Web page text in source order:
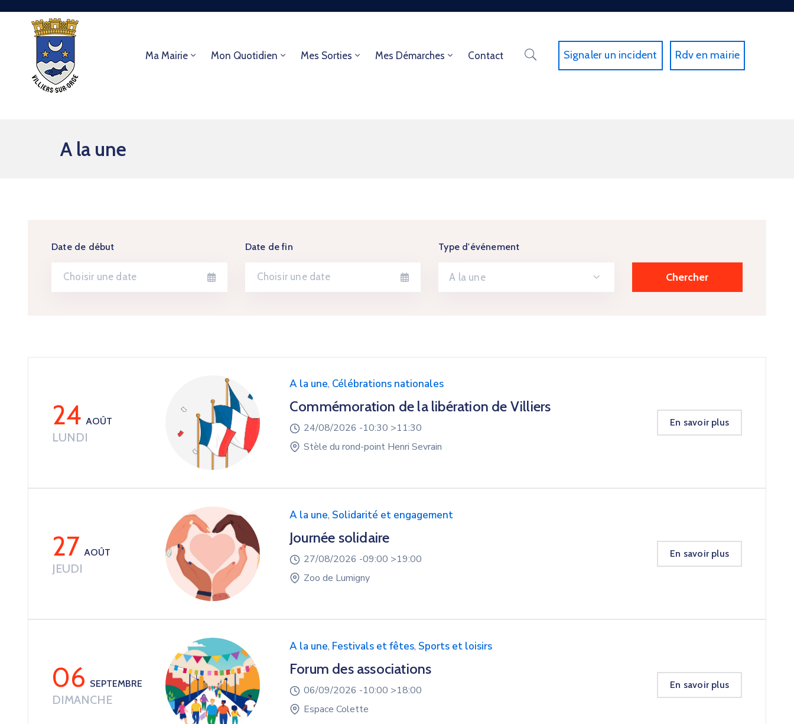
Ma Mairie Mon Quotidien Mes Sorties Mes Démarches Contact Signaler un incident Rdv en mairie
A la une
Date de début Date de fin Type d'événement
A la une
24AOÛT
LUNDI
A la une, Célébrations nationales
Commémoration de la libération de Villiers
24/08/2026 -10:30 >11:30
Stèle du rond-point Henri Sevrain
En savoir plus
27AOÛT
JEUDI
A la une, Solidarité et engagement
Journée solidaire
27/08/2026 -09:00 >19:00
Zoo de Lumigny
En savoir plus
06SEPTEMBRE
DIMANCHE
A la une, Festivals et fêtes, Sports et loisirs
Forum des associations
06/09/2026 -10:00 >18:00
Espace Colette
En savoir plus